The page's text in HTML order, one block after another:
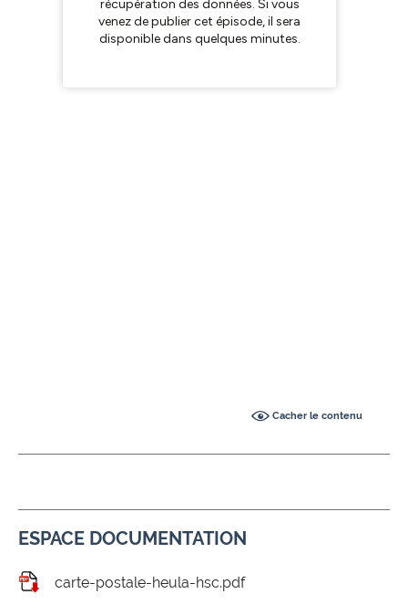
Cacher le contenu
ESPACE DOCUMENTATION
carte-postale-heula-hsc.pdf